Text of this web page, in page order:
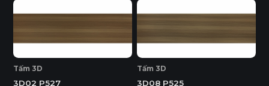
Tấm 3D
3D02 P527
Tấm 3D
3D08 P525